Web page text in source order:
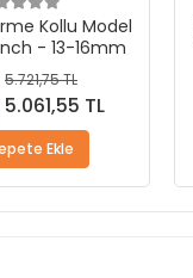
Kollu Model
- 10-13mm
3.433,05 TL
3.025,92 TL
Ekle